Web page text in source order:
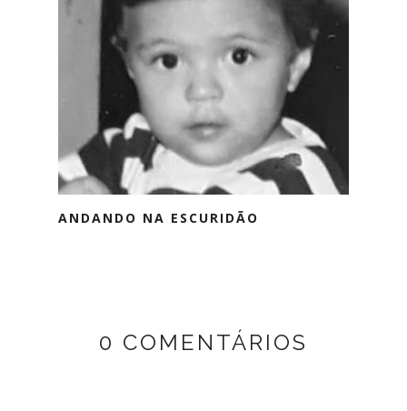
ANDANDO NA ESCURIDÃO
0 COMENTÁRIOS